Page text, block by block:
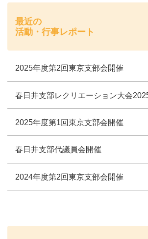
最近の
活動・行事レポート
2025年度第2回東京支部会開催
春日井支部レクリエーション大会
2025年度第1回東京支部会開催
春日井支部代議員会開催
2024年度第2回東京支部会開催